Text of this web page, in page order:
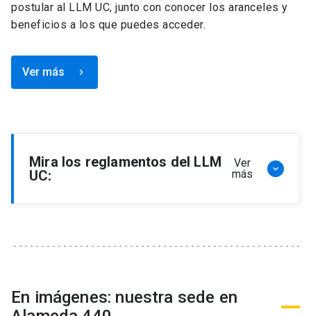
postular al LLM UC, junto con conocer los aranceles y
beneficios a los que puedes acceder.
Ver más keyboard_arrow_right
Mira los reglamentos del LLM
UC:
Ver
más
keyboard_arrow_down
Reglamento de Becas y Descuentos Programa
de Magíster en Derecho, LLM
En imágenes: nuestra sede en